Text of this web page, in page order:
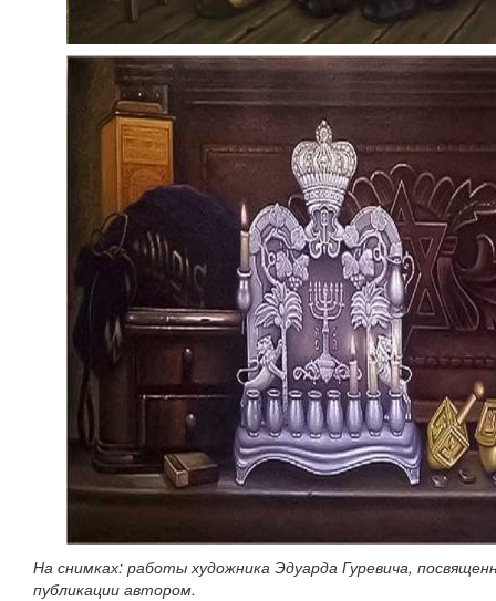
На снимках: работы художника Эдуарда Гуревича,
публикации автором.